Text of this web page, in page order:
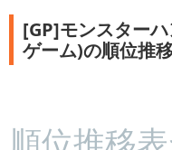
[GP]モンスター
ゲーム)の順位推
順位推移